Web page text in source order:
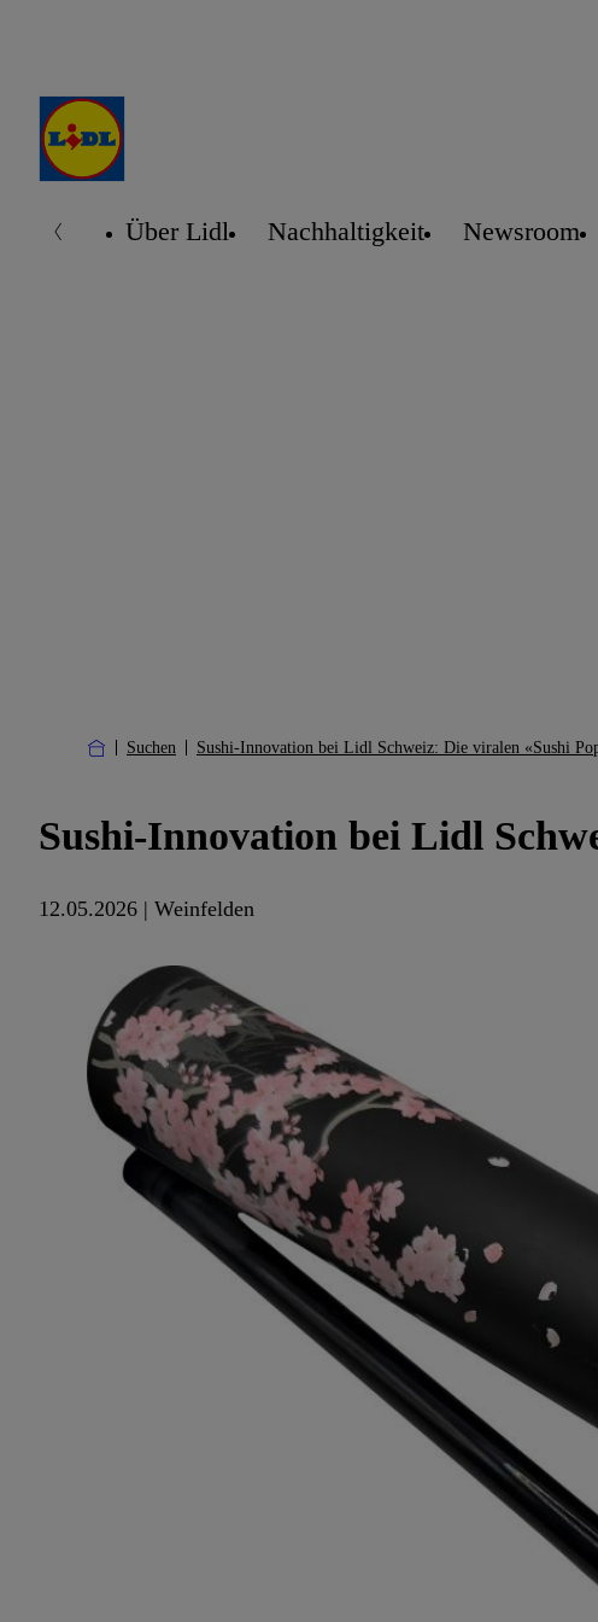
Über Lidl Nachhaltigkeit Newsroom
Suchen Sushi-Innovation bei Lidl Schweiz: Die viralen «Sushi
Sushi-Innovation bei Lidl
12.05.2026 | Weinfelden